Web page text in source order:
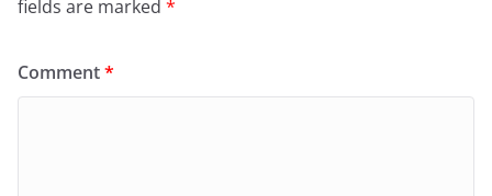
fields are marked *
Comment*